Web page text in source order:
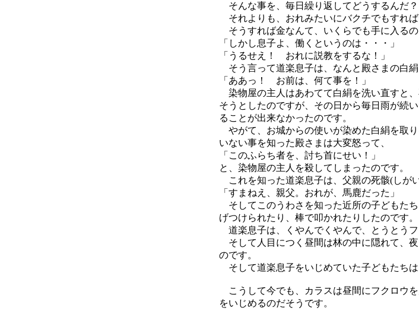
そんな事を、毎日繰り返してどうするんだ？
それよりも、おれみたいにバクチでもすれば
そうすれば金なんて、いくらでも手に入るの
「しかし息子よ、働くというのは・・・」
「うるせえ！ おれに説教をするな！」
そう言って道楽息子は、なんと殿さまの白絹
「ああっ！ お前は、何て事を！」
染物屋の主人はあわてて白絹を洗い直すと
そうとしたのですが、その日から毎日雨が続
ることが出来なかったのです。
やがて、お城からの使いが染めた白絹を取
いない事を知った殿さまは大変怒って、
「このふらち者を、討ち首にせい！」
と、染物屋の主人を殺してしまったのです。
これを知った道楽息子は、父親の死骸(しが
「すまねえ、親父。おれが、馬鹿だった」
そしてこのうわさを知った近所の子どもた
げつけられたり、棒で叩かれたりしたのです。
道楽息子は、くやんでくやんで、とうとうフ
そして人目につく昼間は林の中に隠れて、
のです。
そして道楽息子をいじめていた子どもたちは
こうして今でも、カラスは昼間にフクロウ
をいじめるのだそうです。